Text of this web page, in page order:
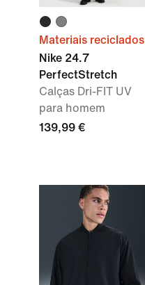
Materiais reciclados
Nike 24.7
PerfectStretch
Calças Dri-FIT UV
para homem
139,99 €